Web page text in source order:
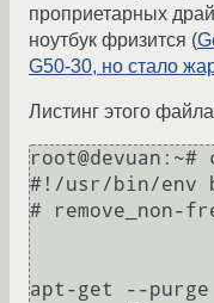
проприетарных
ноутбук фризится (
G50-30, но стало
Листинг этого
#!/usr/bin/env
# remove_non-
apt-get --